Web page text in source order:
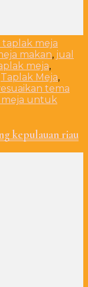
taplak meja
makan, jual
meja,
Taplak Meja,
tema
untuk
kepulauan riau